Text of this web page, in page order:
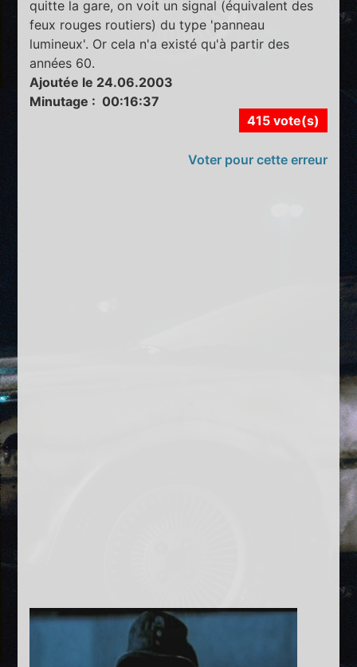
quitte la gare, on voit un signal (équivalent des
feux rouges routiers) du type 'panneau
lumineux'. Or cela n'a existé qu'à partir des
années 60.
Ajoutée le 24.06.2003
Minutage : 00:16:37
415 vote(s)
Voter pour cette erreur